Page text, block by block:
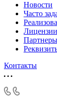
Новости
Часто
Лицензии
Партнеры
Контакты